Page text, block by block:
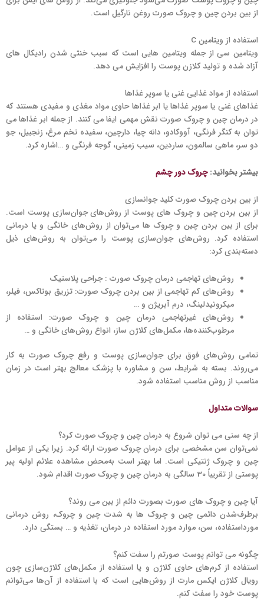
از بین بردن چین و چروک صورت روغن نارگیل است.
استفاده از ویتامین C
ویتامین سی از جمله ویتامین هایی است که سبب خنثی شدن رادیکال های
آزاد شده و تولید کلازن پوست را افزایش می دهد.
استفاده از مواد غذایی غنی یا سوپر غذاها
غذاهای غنی یا سوپر غذاها یا ابر غذاها حاوی مواد مغذی و مفیدی هستند که
در درمان چین و چروک صورت نقش مهمی ایفا می کنند. از جمله ابر غذاها می
توان به کنگر فرنگی، آووکادو، دانه چیا، دارچین، سفیده تخم مرغ، زنجبیل، جو
دو سر، ماهی سالمون، ساردین، سیب زمینی، گوجه فرنگی و …اشاره کرد.
بیشتر بخوانید: چروک دور چشم
از بین بردن چروک صورت کلید جوانسازی
از بین بردن چین و چروک های پوست از روش‌های جوان‌سازی پوست است.
برای از بین بردن چین و چروک ها می‌توان از روش‌های خانگی و یا درمانی
استفاده کرد. روش‌های جوان‌سازی پوست را می‌توان به روش‌های ذیل
دسته‌بندی کرد:
روش‌های تهاجمی درمان چروک صورت : جراحی پلاستیک
روش‌های کم تهاجمی از بین بردن چروک صورت: تزریق بوتاکس، فیلر،
میکرونیدلینگ، درم آبریژن و …
روش‌های غیرتهاجمی درمان چین و چروک صورت: استفاده از
مرطوب‌کننده‌ها، مکمل‌های کلاژن ساز، انواع روش‌های خانگی و …
تمامی روش‌های فوق برای جوان‌سازی پوست و رفع چروک صورت به کار
می‌روند. بسته به شرایط، سن و مشاوره با پزشک معالج بهتر است در زمان
مناسب از روش مناسب استفاده شود.
سوالات متداول
از چه سنی می توان شروع به درمان چین و چروک صورت کرد؟
نمی‌توان سن مشخصی برای درمان چروک صورت ارائه کرد. زیرا یکی از عوامل
چین و چروک ژنتیکی است. اما بهتر است به‌محض مشاهده علائم اولیه پیر
پوستی از تقریباً 30 سالگی به درمان چین و چروک صورت اقدام شود.
آیا چین و چروک های صورت بصورت دائم از بین می روند؟
برطرف‌شدن دائمی چین و چروک ها به شدت چین و چروک، روش درمانی
مورداستفاده، سن، موارد مورد استفاده در درمان، تغذیه و … بستگی دارد.
چگونه می توانم پوست صورتم را سفت کنم؟
استفاده از کرم‌های حاوی کلاژن و یا استفاده از مکمل‌های کلاژن‌سازی چون
رویال کلاژن ایکس مارت از روش‌هایی است که با استفاده از آن‌ها می‌توانم
پوست خود را سفت کنم.